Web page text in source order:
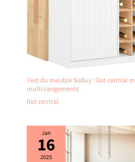
Test du meuble SoBuy : îlot central
multi-rangements
Ilot central
Jan
16
2025